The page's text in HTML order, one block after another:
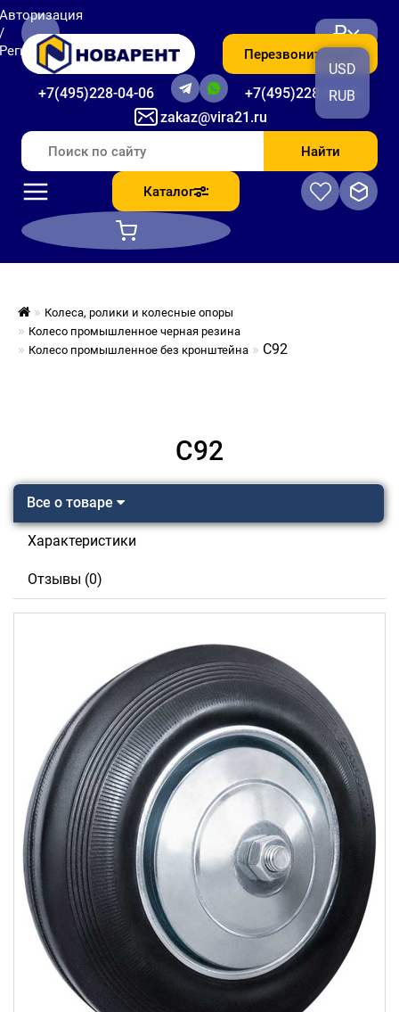
zakaz@vira21.ru
+7(495)228-04-06 +7(495)228-06-56
Перезвоните мне
₽
USD
RUB
Найти
Каталог
Колеса, ролики и колесные опоры
Колесо промышленное черная резина
Колесо промышленное без кронштейна
C92
C92
Все о товаре
Характеристики
Отзывы (0)